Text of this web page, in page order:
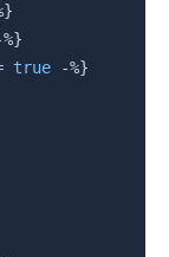
true
-%}